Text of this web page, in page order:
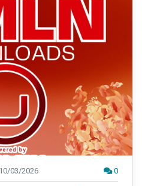
10/03/2026 0